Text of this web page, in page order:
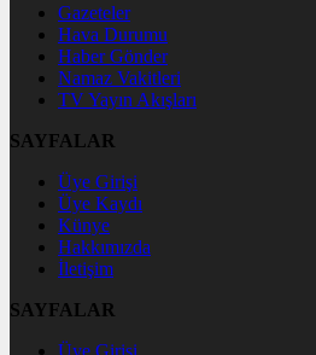
Gazeteler
Hava Durumu
Haber Gönder
Namaz Vakitleri
TV Yayın Akışları
SAYFALAR
Üye Girişi
Üye Kaydı
Künye
Hakkımızda
İletişim
SAYFALAR
Üye Girişi